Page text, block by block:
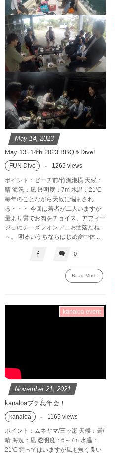
May 14,2023
May 13~14th 2023 BBQ＆Dive!
FUN Dive 1265 views
ポイント：ビーチ前/竹漁港横 天候：
晴 海況：凪 透明度：7m 水温：21℃
毎年のことながら天候に悩まされ
る・・・ 今回は若者が二人いますが
量より質でお肉をチョイス。アフィー
ジョにチーズフオンデュお洒落だね
～。 明るいうちならはじめ途中休...
0
Read More
kanaloa event
November 21,2021
kanaloaプチ忘年会！
kanaloa 1165 views
ポイント：ムネヤマ/三ッ瀬 天候：曇/
晴 海況：凪 透明度：6～7m 水温：
21℃ 雲ってはいますが風も無く良い